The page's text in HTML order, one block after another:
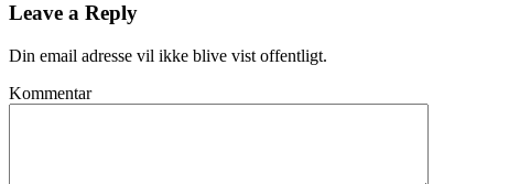
Leave a Reply
Din email adresse vil ikke blive vist offentligt.
Kommentar